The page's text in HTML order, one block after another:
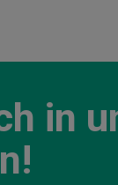
in